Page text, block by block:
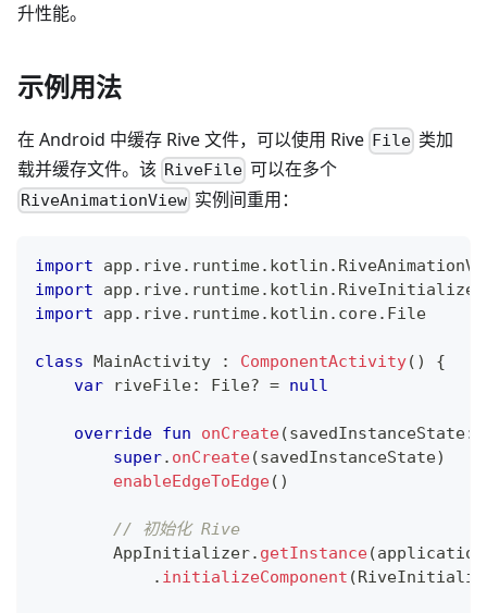
升性能。
示例用法
在 Android 中缓存 Rive 文件，可以使用 Rive File 类加
载并缓存文件。该 RiveFile 可以在多个
RiveAnimationView 实例间重用：
import app . rive. runtime. kotlin .
import app . rive. runtime. kotlin . RiveInitializer
import app . rive. runtime. kotlin . core. File
class MainActivity : ComponentActivity( )
{
var riveFile: File? = null
override fun onCreate(savedInstanceState:
super. onCreate(savedInstanceState)
enableEdgeToEdge( )
// 初始化 Rive
        AppInitializer
. getInstance(
. initializeComponent (